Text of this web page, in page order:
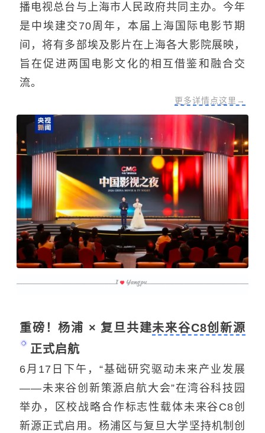
播电视总台与上海市人民政府共同主办。今年
是中埃建交70周年，本届上海国际电影节期
间，将有多部埃及影片在上海各大影院展映，
旨在促进两国电影文化的相互借鉴和融合交
流。
更多详情点这里→
重磅！杨浦 × 复旦共建未来谷C8创新源
正式启航
6月17日下午，“基础研究驱动未来产业发展
——未来谷创新策源启航大会”在湾谷科技园
举办，区校战略合作标志性载体未来谷C8创
新源正式启用。杨浦区与复旦大学坚持机制创